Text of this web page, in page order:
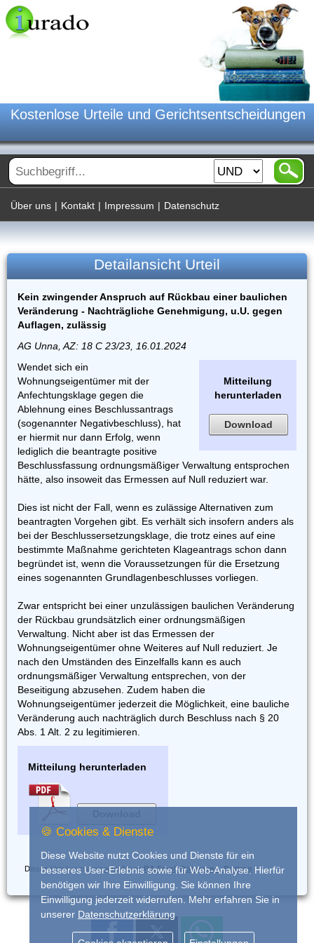
Kostenlose Urteile und Gerichtsentscheidungen
Über uns | Kontakt | Impressum | Datenschutz
Detailansicht Urteil
Kein zwingender Anspruch auf Rückbau einer baulichen
Veränderung - Nachträgliche Genehmigung, u.U. gegen
Auflagen, zulässig
AG Unna, AZ: 18 C 23/23, 16.01.2024
Mitteilung
herunterladen
Download
Wendet sich ein
Wohnungseigentümer mit der
Anfechtungsklage gegen die
Ablehnung eines Beschlussantrags
(sogenannter Negativbeschluss), hat
er hiermit nur dann Erfolg, wenn
lediglich die beantragte positive
Beschlussfassung ordnungsmäßiger Verwaltung entsprochen
hätte, also insoweit das Ermessen auf Null reduziert war.
Dies ist nicht der Fall, wenn es zulässige Alternativen zum
beantragten Vorgehen gibt. Es verhält sich insofern anders als
bei der Beschlussersetzungsklage, die trotz eines auf eine
bestimmte Maßnahme gerichteten Klageantrags schon dann
begründet ist, wenn die Voraussetzungen für die Ersetzung
eines sogenannten Grundlagenbeschlusses vorliegen.
Zwar entspricht bei einer unzulässigen baulichen Veränderung
der Rückbau grundsätzlich einer ordnungsmäßigen
Verwaltung. Nicht aber ist das Ermessen der
Wohnungseigentümer ohne Weiteres auf Null reduziert. Je
nach den Umständen des Einzelfalls kann es auch
ordnungsmäßiger Verwaltung entsprechen, von der
Beseitigung abzusehen. Zudem haben die
Wohnungseigentümer jederzeit die Möglichkeit, eine bauliche
Veränderung auch nachträglich durch Beschluss nach § 20
Abs. 1 Alt. 2 zu legitimieren.
Mitteilung herunterladen
Dieses Urteil wurde eingestellt vonRA Frank Dohrmann, Bottrop
🍪 Cookies & Dienste
Diese Website nutzt Cookies und Dienste für ein
besseres User-Erlebnis sowie für Web-Analyse. Hierfür
benötigen wir Ihre Einwilligung. Sie können Ihre
Einwilligung jederzeit widerrufen. Mehr erfahren Sie in
unserer Datenschutzerklärung